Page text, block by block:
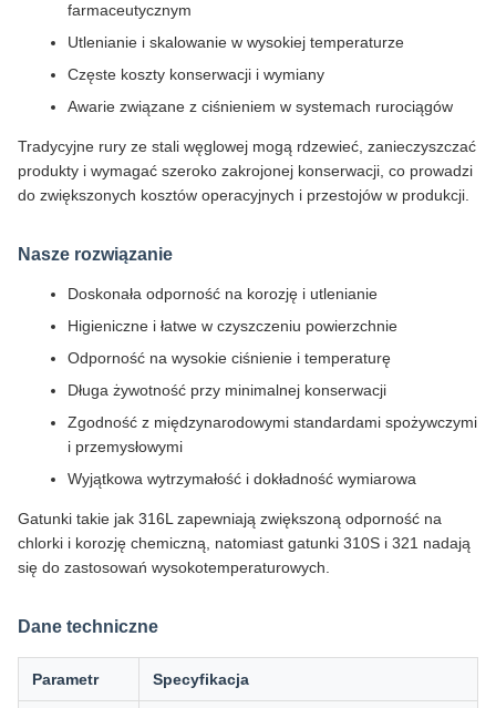
farmaceutycznym
Utlenianie i skalowanie w wysokiej temperaturze
Częste koszty konserwacji i wymiany
Awarie związane z ciśnieniem w systemach rurociągów
Tradycyjne rury ze stali węglowej mogą rdzewieć, zanieczyszczać
produkty i wymagać szeroko zakrojonej konserwacji, co prowadzi
do zwiększonych kosztów operacyjnych i przestojów w produkcji.
Nasze rozwiązanie
Doskonała odporność na korozję i utlenianie
Higieniczne i łatwe w czyszczeniu powierzchnie
Odporność na wysokie ciśnienie i temperaturę
Długa żywotność przy minimalnej konserwacji
Zgodność z międzynarodowymi standardami spożywczymi
i przemysłowymi
Wyjątkowa wytrzymałość i dokładność wymiarowa
Gatunki takie jak 316L zapewniają zwiększoną odporność na
chlorki i korozję chemiczną, natomiast gatunki 310S i 321 nadają
się do zastosowań wysokotemperaturowych.
Dane techniczne
Parametr Specyfikacja